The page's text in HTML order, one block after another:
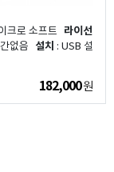
크로 소프트 라이선
없음 설치 : USB 설
182,000원